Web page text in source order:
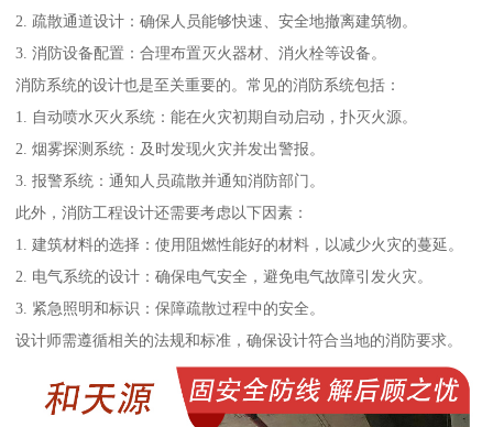
2. 疏散通道设计：确保人员能够快速、安全地撤离建筑物。
3. 消防设备配置：合理布置灭火器材、消火栓等设备。
消防系统的设计也是至关重要的。常见的消防系统包括：
1. 自动喷水灭火系统：能在火灾初期自动启动，扑灭火源。
2. 烟雾探测系统：及时发现火灾并发出警报。
3. 报警系统：通知人员疏散并通知消防部门。
此外，消防工程设计还需要考虑以下因素：
1. 建筑材料的选择：使用阻燃性能好的材料，以减少火灾的蔓延。
2. 电气系统的设计：确保电气安全，避免电气故障引发火灾。
3. 紧急照明和标识：保障疏散过程中的安全。
设计师需遵循相关的法规和标准，确保设计符合当地的消防要求。